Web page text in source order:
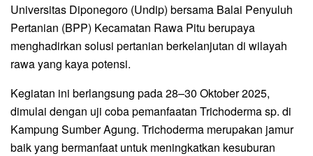
Universitas Diponegoro (Undip) bersama Balai Penyuluh
Pertanian (BPP) Kecamatan Rawa Pitu berupaya
menghadirkan solusi pertanian berkelanjutan di wilayah
rawa yang kaya potensi.
Kegiatan ini berlangsung pada 28–30 Oktober 2025,
dimulai dengan uji coba pemanfaatan Trichoderma sp. di
Kampung Sumber Agung. Trichoderma merupakan jamur
baik yang bermanfaat untuk meningkatkan kesuburan